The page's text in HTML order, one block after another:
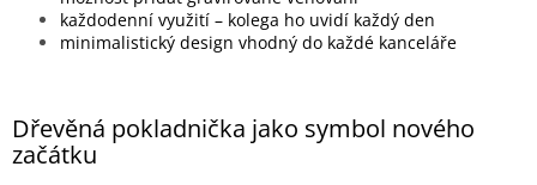
každodenní využití – kolega ho uvidí každý den
minimalistický design vhodný do každé kanceláře
Dřevěná pokladnička jako symbol nového
začátku